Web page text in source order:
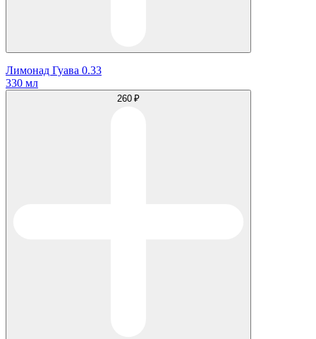
Лимонад Гуава 0.33
330 мл
260 ₽